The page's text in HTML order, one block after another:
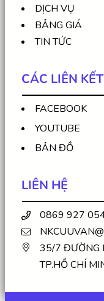
DỊCH VỤ
BẢNG GIÁ
TIN TỨC
CÁC LIÊN
FACEBOOK
YOUTUBE
BẢN ĐỒ
LIÊN HỆ
0869 927
35/7 ĐƯỜNG
TP.HỒ CHÍ